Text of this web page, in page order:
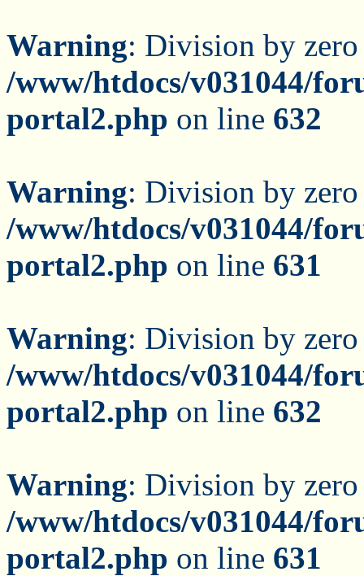
Warning: Division by
/www/htdocs/v031044/
portal2.php on line 632
Warning: Division by
/www/htdocs/v031044/
portal2.php on line 631
Warning: Division by
/www/htdocs/v031044/
portal2.php on line 632
Warning: Division by
/www/htdocs/v031044/
portal2.php on line 631